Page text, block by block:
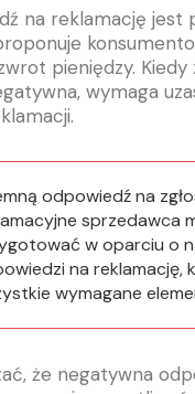
na reklamację jest
pieniędzy. Kiedy
wymaga
odpowiedź na
sprzedawca
w oparciu o
na reklamację,
wymagane
że negatywna